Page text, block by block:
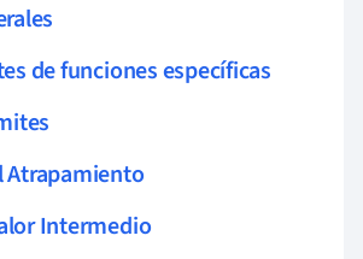
de funciones específicas
Atrapamiento
Intermedio